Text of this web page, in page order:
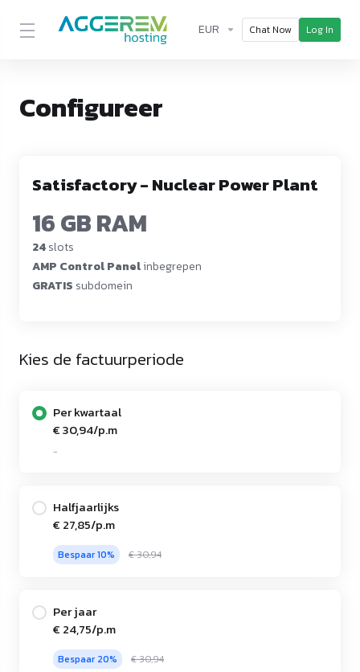
EUR Chat Now Log In
Configureer
Satisfactory - Nuclear Power Plant
16 GB RAM
24slots
AMP Control Panelinbegrepen
GRATIS subdomein
Kies de factuurperiode
Per kwartaal
€ 30,94/p.m
-
Halfjaarlijks
€ 27,85/p.m
Bespaar 10% € 30,94
Per jaar
€ 24,75/p.m
Bespaar 20% € 30,94